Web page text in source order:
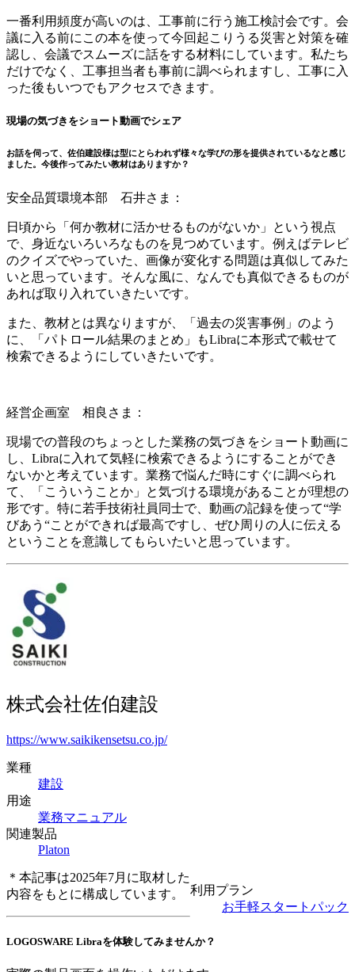
一番利用頻度が高いのは、工事前に行う施工検討会です。会
議に入る前にこの本を使って今回起こりうる災害と対策を確
認し、会議でスムーズに話をする材料にしています。私たち
だけでなく、工事担当者も事前に調べられますし、工事に入
った後もいつでもアクセスできます。
現場の気づきをショート動画でシェア
お話を伺って、佐伯建設様は型にとらわれず様々な学びの形を提供されているなと感じ
ました。今後作ってみたい教材はありますか？
安全品質環境本部 石井さま：
日頃から「何か教材に活かせるものがないか」という視点
で、身近ないろいろなものを見つめています。例えばテレビ
のクイズでやっていた、画像が変化する問題は真似してみた
いと思っています。そんな風に、なんでも真似できるものが
あれば取り入れていきたいです。
また、教材とは異なりますが、「過去の災害事例」のよう
に、「パトロール結果のまとめ」もLibraに本形式で載せて
検索できるようにしていきたいです。
経営企画室 相良さま：
現場での普段のちょっとした業務の気づきをショート動画に
し、Libraに入れて気軽に検索できるようにすることができ
ないかと考えています。業務で悩んだ時にすぐに調べられ
て、「こういうことか」と気づける環境があることが理想の
形です。特に若手技術社員同士で、動画の記録を使って“学
びあう“ことができれば最高ですし、ぜひ周りの人に伝える
ということを意識してもらいたいと思っています。
株式会社佐伯建設
https://www.saikikensetsu.co.jp/
業種
建設
用途
業務マニュアル
関連製品
Platon
利用プラン
お手軽スタートパック
＊本記事は2025年7月に取材した
内容をもとに構成しています。
LOGOSWARE Libraを体験してみませんか？